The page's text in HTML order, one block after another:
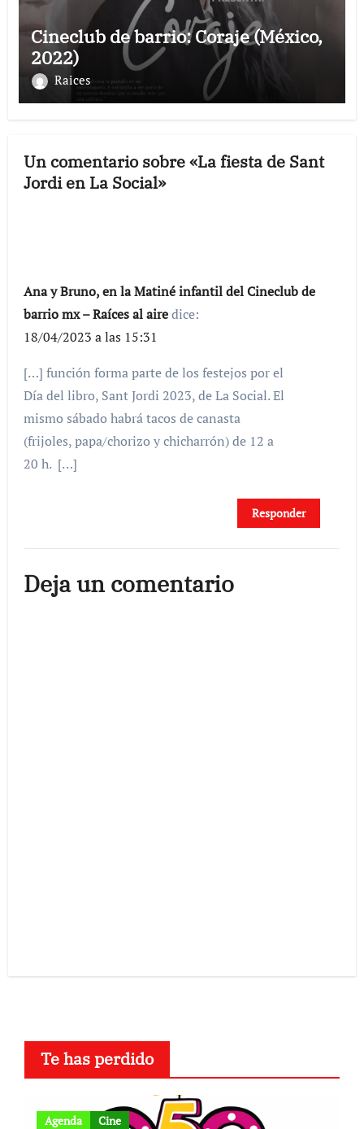
Cineclub de barrio: Coraje (México,
2022)
Raices
Un comentario sobre «La fiesta de Sant
Jordi en La Social»
Ana y Bruno, en la Matiné infantil del Cineclub de
barrio mx – Raíces al airedice:
18/04/2023 a las 15:31
[…] función forma parte de los festejos por el
Día del libro, Sant Jordi 2023, de La Social. El
mismo sábado habrá tacos de canasta
(frijoles, papa/chorizo y chicharrón) de 12 a
20 h. […]
Responder
Deja un comentario
Te has perdido
Agenda Cine